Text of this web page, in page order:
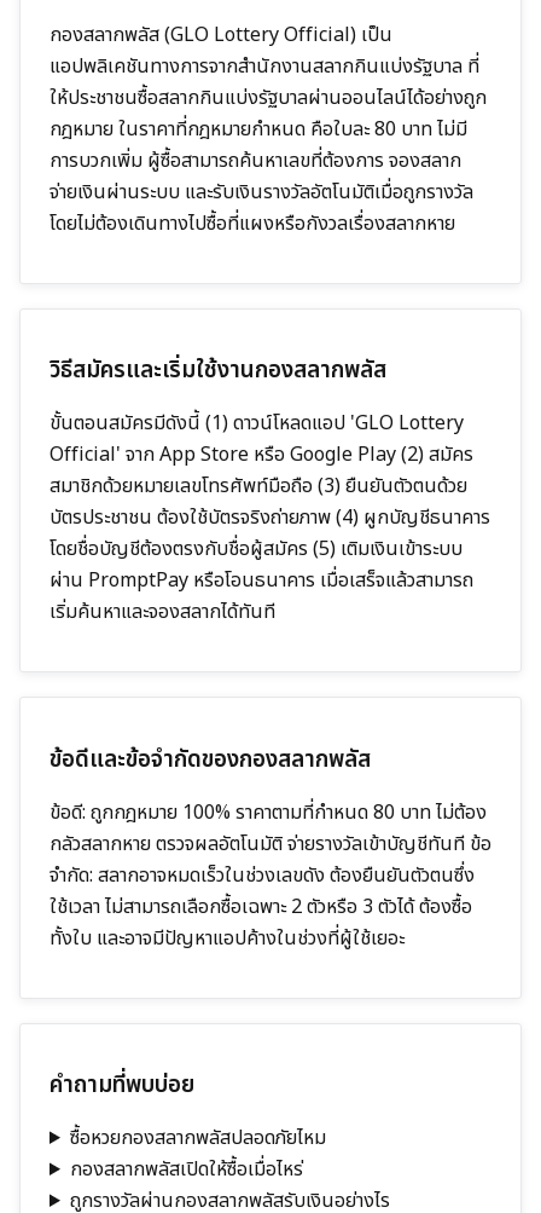
กองสลากพลัส (GLO Lottery Official) เป็น
แอปพลิเคชันทางการจากสำนักงานสลากกินแบ่งรัฐบาล ที่
ให้ประชาชนซื้อสลากกินแบ่งรัฐบาลผ่านออนไลน์ได้อย่างถูก
กฎหมาย ในราคาที่กฎหมายกำหนด คือใบละ 80 บาท ไม่มี
การบวกเพิ่ม ผู้ซื้อสามารถค้นหาเลขที่ต้องการ จองสลาก
จ่ายเงินผ่านระบบ และรับเงินรางวัลอัตโนมัติเมื่อถูกรางวัล
โดยไม่ต้องเดินทางไปซื้อที่แผงหรือกังวลเรื่องสลากหาย
วิธีสมัครและเริ่มใช้งานกองสลากพลัส
ขั้นตอนสมัครมีดังนี้ (1) ดาวน์โหลดแอป 'GLO Lottery
Official' จาก App Store หรือ Google Play (2) สมัคร
สมาชิกด้วยหมายเลขโทรศัพท์มือถือ (3) ยืนยันตัวตนด้วย
บัตรประชาชน ต้องใช้บัตรจริงถ่ายภาพ (4) ผูกบัญชีธนาคาร
โดยชื่อบัญชีต้องตรงกับชื่อผู้สมัคร (5) เติมเงินเข้าระบบ
ผ่าน PromptPay หรือโอนธนาคาร เมื่อเสร็จแล้วสามารถ
เริ่มค้นหาและจองสลากได้ทันที
ข้อดีและข้อจำกัดของกองสลากพลัส
ข้อดี: ถูกกฎหมาย 100% ราคาตามที่กำหนด 80 บาท ไม่ต้อง
กลัวสลากหาย ตรวจผลอัตโนมัติ จ่ายรางวัลเข้าบัญชีทันที ข้อ
จำกัด: สลากอาจหมดเร็วในช่วงเลขดัง ต้องยืนยันตัวตนซึ่ง
ใช้เวลา ไม่สามารถเลือกซื้อเฉพาะ 2 ตัวหรือ 3 ตัวได้ ต้องซื้อ
ทั้งใบ และอาจมีปัญหาแอปค้างในช่วงที่ผู้ใช้เยอะ
คำถามที่พบบ่อย
ซื้อหวยกองสลากพลัสปลอดภัยไหม
กองสลากพลัสเปิดให้ซื้อเมื่อไหร่
ถูกรางวัลผ่านกองสลากพลัสรับเงินอย่างไร